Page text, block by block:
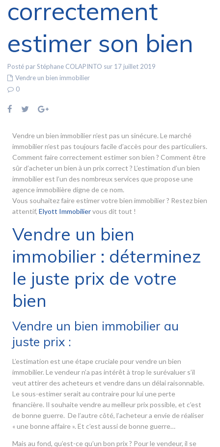
correctement
estimer son bien
Posté par Stéphane COLAPINTO sur 17 juillet 2019
Vendre un bien immobilier
0
Vendre un bien immobilier n’est pas un sinécure. Le marché
immobilier n’est pas toujours facile d’accès pour des particuliers.
Comment faire correctement estimer son bien ? Comment être
sûr d’acheter un bien à un prix correct ? L’estimation d’un bien
immobilier est l’un des nombreux services que propose une
agence immobilière digne de ce nom.
Vous souhaitez faire estimer votre bien immobilier ? Restez bien
attentif, Elyott Immobiliervous dit tout !
Vendre un bien
immobilier : déterminez
le juste prix de votre
bien
Vendre un bien immobilier au
juste prix :
L’estimation est une étape cruciale pour vendre un bien
immobilier. Le vendeur n’a pas intérêt à trop le surévaluer s’il
veut attirer des acheteurs et vendre dans un délai raisonnable.
Le sous-estimer serait au contraire pour lui une perte
financière. Il souhaite vendre au meilleur prix possible, et c’est
de bonne guerre. De l’autre côté, l’acheteur a envie de réaliser
« une bonne affaire ». Et c’est aussi de bonne guerre…
Mais au fond, qu’est-ce qu’un bon prix ? Pour le vendeur, il se